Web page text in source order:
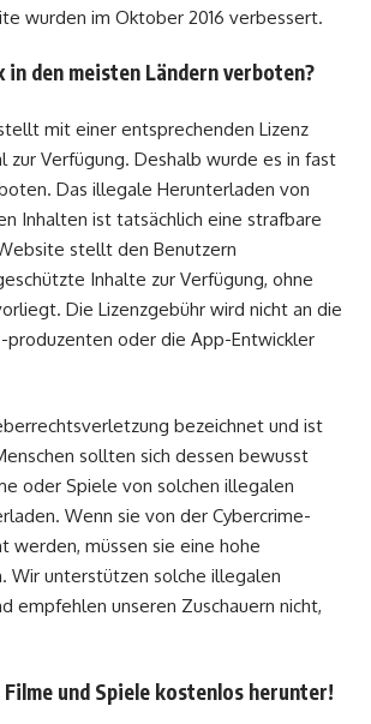
wurden im Oktober 2016 verbessert.
in den meisten Ländern verboten?
mit einer entsprechenden Lizenz
zur Verfügung. Deshalb wurde es in fast
Das illegale Herunterladen von
Inhalten ist tatsächlich eine strafbare
stellt den Benutzern
Inhalte zur Verfügung, ohne
Die Lizenzgebühr wird nicht an die
produzenten oder die App-Entwickler
bezeichnet und ist
sollten sich dessen bewusst
oder Spiele von solchen illegalen
Wenn sie von der Cybercrime-
werden, müssen sie eine hohe
Wir unterstützen solche illegalen
empfehlen unseren Zuschauern nicht,
Filme und Spiele kostenlos herunter!